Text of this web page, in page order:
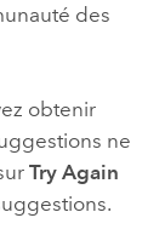
des
obtenir
ne
Try Again